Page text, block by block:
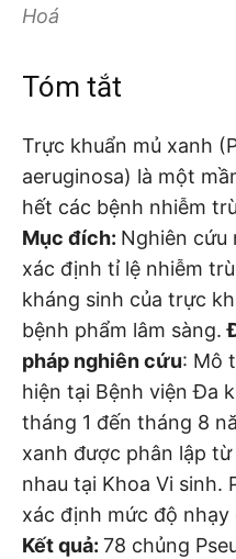
Hoá
Tóm tắt
Trực khuẩn mủ xanh
aeruginosa) là một
hết các bệnh nhiễm
Mục đích: Nghiên cứu
xác định tỉ lệ nhiễm
kháng sinh của trực
bệnh phẩm lâm sàng.
pháp nghiên cứu: Mô
hiện tại Bệnh viện Đa
tháng 1 đến tháng 8
xanh được phân lập
nhau tại Khoa Vi sinh.
xác định mức độ
Kết quả: 78 chủng